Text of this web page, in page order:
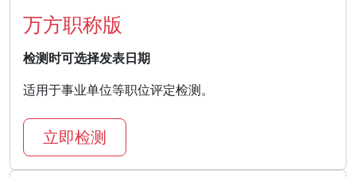
万方职称版
检测时可选择发表日期
适用于事业单位等职位评定检测。
立即检测